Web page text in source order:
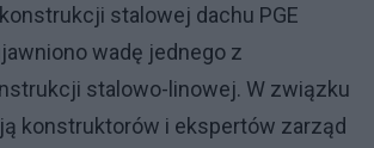
stalowej dachu PGE
wadę jednego z
stalowo-linowej. W związku
konstruktorów i ekspertów zarząd